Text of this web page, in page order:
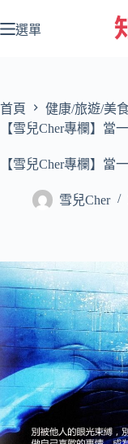
至
容
選單
首頁 健康/旅遊/美
【雪兒Cher專欄】當
【雪兒Cher專欄】當
雪兒Cher